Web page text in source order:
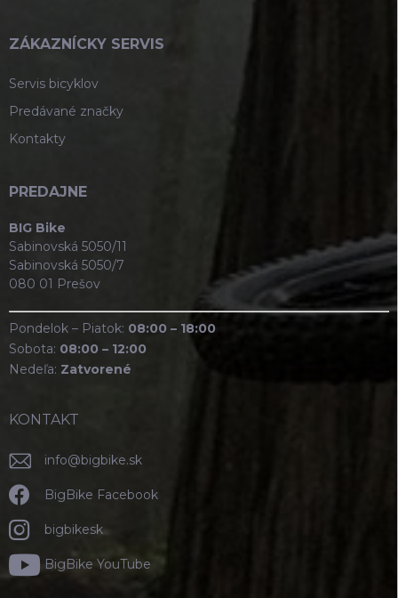
ZÁKAZNÍCKY SERVIS
Servis bicyklov
Predávané značky
Kontakty
PREDAJNE
BIG Bike
Sabinovská 5050/11
Sabinovská 5050/7
080 01 Prešov
Pondelok – Piatok: 08:00 – 18:00
Sobota: 08:00 – 12:00
Nedeľa: Zatvorené
KONTAKT
info@bigbike.sk
BigBike Facebook
bigbikesk
BigBike YouTube